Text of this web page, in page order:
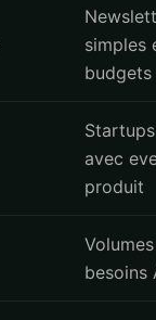
simples
budgets
avec
produit
besoins